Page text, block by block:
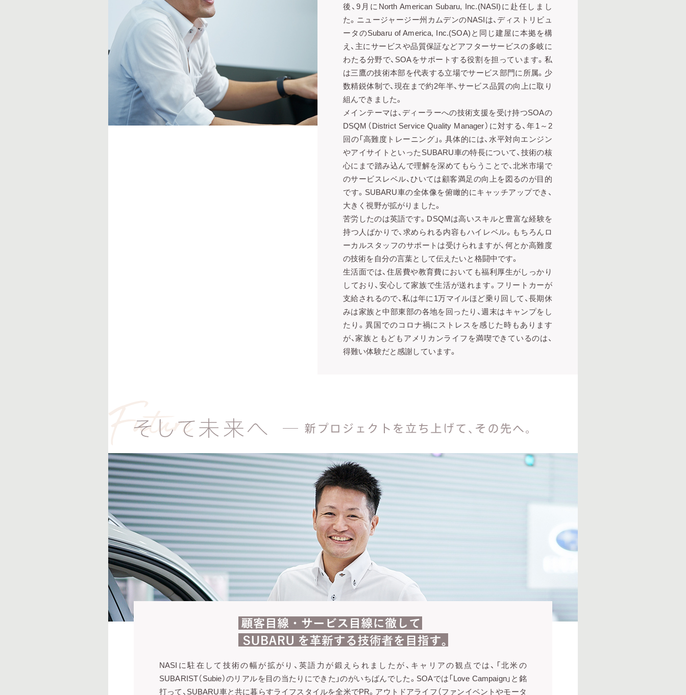
後、9月にNorth American Subaru, Inc.(NASI)に赴任しまし
た。ニュージャージー州カムデンのNASIは、ディストリビュ
ータのSubaru of America, Inc.(SOA)と同じ建屋に本拠を構
え、主にサービスや品質保証などアフターサービスの多岐に
わたる分野で、SOAをサポートする役割を担っています。私
は三鷹の技術本部を代表する立場でサービス部門に所属。少
数精鋭体制で、現在まで約2年半、サービス品質の向上に取り
組んできました。
メインテーマは、ディーラーへの技術支援を受け持つSOAの
DSQM（District Service Quality Manager）に対する、年1～2
回の「高難度トレーニング」。具体的には、水平対向エンジン
やアイサイトといったSUBARU車の特長について、技術の核
心にまで踏み込んで理解を深めてもらうことで、北米市場で
のサービスレベル、ひいては顧客満足の向上を図るのが目的
です。SUBARU車の全体像を俯瞰的にキャッチアップでき、
大きく視野が拡がりました。
苦労したのは英語です。DSQMは高いスキルと豊富な経験を
持つ人ばかりで、求められる内容もハイレベル。もちろんロ
ーカルスタッフのサポートは受けられますが、何とか高難度
の技術を自分の言葉として伝えたいと格闘中です。
生活面では、住居費や教育費においても福利厚生がしっかり
しており、安心して家族で生活が送れます。フリートカーが
支給されるので、私は年に1万マイルほど乗り回して、長期休
みは家族と中部東部の各地を回ったり、週末はキャンプをし
たり。異国でのコロナ禍にストレスを感じた時もあります
が、家族ともどもアメリカンライフを満喫できているのは、
得難い体験だと感謝しています。
NASIに駐在して技術の幅が拡がり、英語力が鍛えられましたが、キャリアの観点では、「北米の
SUBARIST（Subie）のリアルを目の当たりにできた」のがいちばんでした。SOAでは「Love Campaign」と銘
打って、SUBARU車と共に暮らすライフスタイルを全米でPR。アウトドアライフ（ファンイベントやモータ